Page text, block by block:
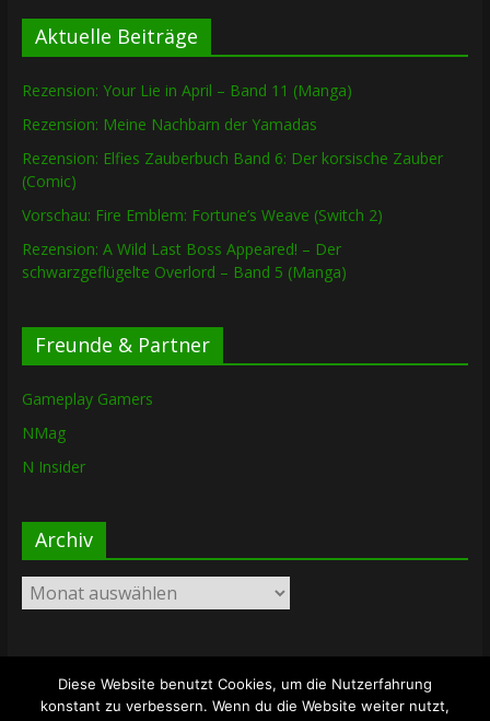
Aktuelle Beiträge
Rezension: Your Lie in April – Band 11 (Manga)
Rezension: Meine Nachbarn der Yamadas
Rezension: Elfies Zauberbuch Band 6: Der korsische Zauber
(Comic)
Vorschau: Fire Emblem: Fortune’s Weave (Switch 2)
Rezension: A Wild Last Boss Appeared! – Der
schwarzgeflügelte Overlord – Band 5 (Manga)
Freunde & Partner
Gameplay Gamers
NMag
N Insider
Archiv
Archiv
Copyright © 2026The Lost Dungeon. Alle Rechte vorbehalten.
Diese Website benutzt Cookies, um die Nutzerfahrung
konstant zu verbessern. Wenn du die Website weiter nutzt,